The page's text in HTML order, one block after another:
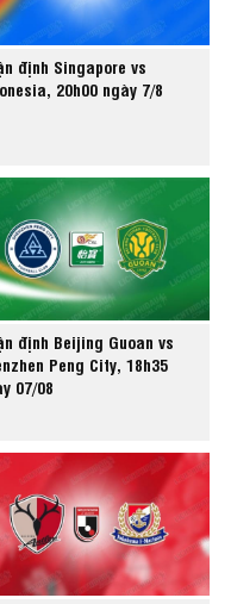
định Singapore vs
20h00 ngày 7/8
định Beijing Guoan vs
Peng City, 18h35
07/08